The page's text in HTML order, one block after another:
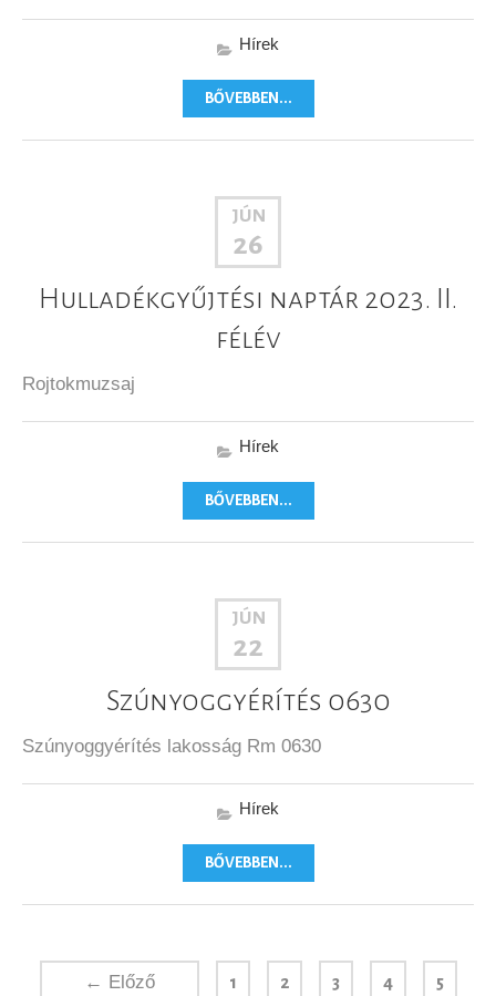
Hírek
BŐVEBBEN...
JÚN
26
Hulladékgyűjtési naptár 2023. II.
félév
Rojtokmuzsaj
Hírek
BŐVEBBEN...
JÚN
22
Szúnyoggyérítés 0630
Szúnyoggyérítés lakosság Rm 0630
Hírek
BŐVEBBEN...
← Előző 1 2 3 4 5